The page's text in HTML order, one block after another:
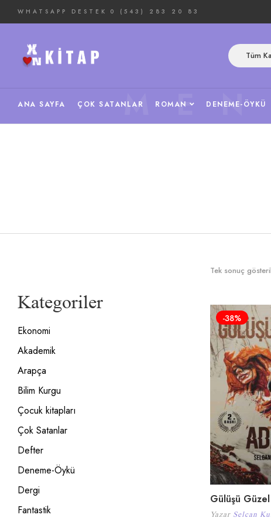
WHATSAPP DESTEK 0 (543) 283 20 83
Tüm
ANA SAYFA ÇOK SATANLAR ROMAN DENEME-ÖYKÜ
Kategoriler
Ekonomi
Akademik
Arapça
Bilim Kurgu
Çocuk kitapları
Çok Satanlar
Defter
Deneme-Öykü
Dergi
Fantastik
Tek sonuç
-38%
Gülüşü
Yazar Selcan